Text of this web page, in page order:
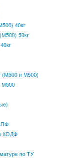
40кг
50кг
(М500 и М500)
М500
КОДФ
по ТУ